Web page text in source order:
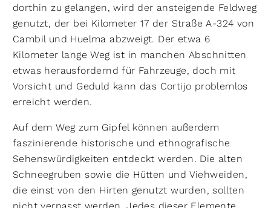
dorthin zu gelangen, wird der ansteigende Feldweg
genutzt, der bei Kilometer 17 der Straße A-324 von
Cambil und Huelma abzweigt. Der etwa 6
Kilometer lange Weg ist in manchen Abschnitten
etwas herausfordernd für Fahrzeuge, doch mit
Vorsicht und Geduld kann das Cortijo problemlos
erreicht werden.
Auf dem Weg zum Gipfel können außerdem
faszinierende historische und ethnografische
Sehenswürdigkeiten entdeckt werden. Die alten
Schneegruben sowie die Hütten und Viehweiden,
die einst von den Hirten genutzt wurden, sollten